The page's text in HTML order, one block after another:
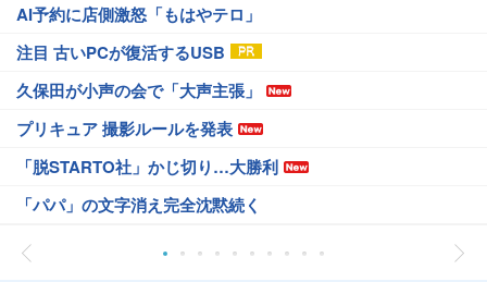
AI予約に店側激怒「もはやテロ」
注目 古いPCが復活するUSB
久保田が小声の会で「大声主張」
プリキュア 撮影ルールを発表
「脱STARTO社」かじ切り…大勝利
「パパ」の文字消え完全沈黙続く